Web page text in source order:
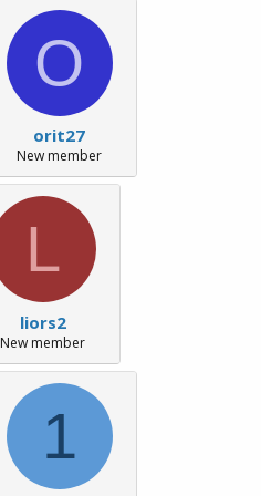
O
orit27
New member
L
liors2
New member
1